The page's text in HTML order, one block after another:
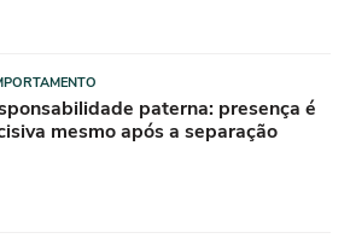
paterna: presença é
mesmo após a separação